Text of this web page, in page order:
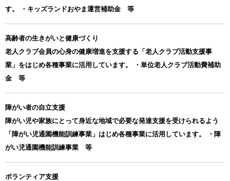
す。 ・キッズランドおやま運営補助金 等
高齢者の生きがいと健康づくり
老人クラブ会員の心身の健康増進を支援する「老人クラブ活動支援事
業」をはじめ各種事業に活用しています。 ・単位老人クラブ活動費補助
金 等
障がい者の自立支援
障がい児や家族にとって身近な地域で必要な発達支援を受けられるよう
「障がい児通園機能訓練事業」はじめ各種事業に活用しています。 ・障
がい児通園機能訓練事業 等
ボランティア支援